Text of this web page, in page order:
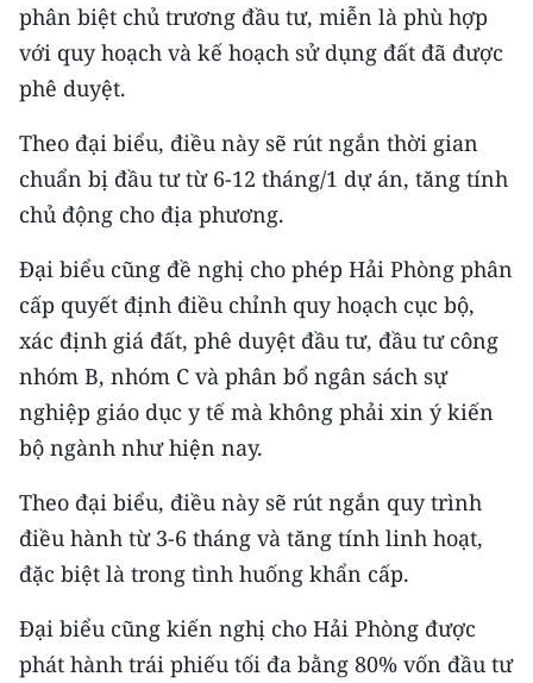
phân biệt chủ trương đầu tư, miễn là phù hợp
với quy hoạch và kế hoạch sử dụng đất đã được
phê duyệt.
Theo đại biểu, điều này sẽ rút ngắn thời gian
chuẩn bị đầu tư từ 6-12 tháng/1 dự án, tăng tính
chủ động cho địa phương.
Đại biểu cũng đề nghị cho phép Hải Phòng phân
cấp quyết định điều chỉnh quy hoạch cục bộ,
xác định giá đất, phê duyệt đầu tư, đầu tư công
nhóm B, nhóm C và phân bổ ngân sách sự
nghiệp giáo dục y tế mà không phải xin ý kiến
bộ ngành như hiện nay.
Theo đại biểu, điều này sẽ rút ngắn quy trình
điều hành từ 3-6 tháng và tăng tính linh hoạt,
đặc biệt là trong tình huống khẩn cấp.
Đại biểu cũng kiến nghị cho Hải Phòng được
phát hành trái phiếu tối đa bằng 80% vốn đầu tư